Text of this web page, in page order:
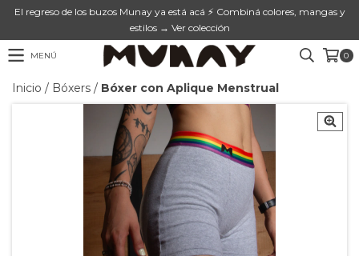
El regreso de los buzos Munay ya está acá ⚡ Combiná colores, mangas y
estilos → Ver colección
MENÚ 0
Inicio / Bóxers / Bóxer con Aplique Menstrual